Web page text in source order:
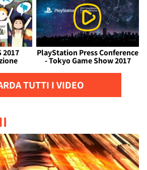
2017 PlayStation Press Conference
- Tokyo Game Show 2017
TUTTI I VIDEO